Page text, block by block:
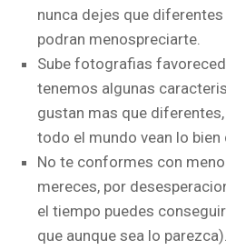
nunca dejes que
podran menospreciarte.
Sube fotografias
tenemos algunas
gustan mas que
todo el mundo vean lo
No te conformes con
mereces, por
el tiempo puedes
que aunque sea lo